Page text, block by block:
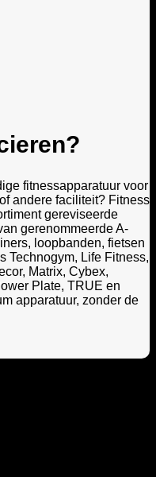
fitnessapparatuur voor
andere faciliteit? Fitness
gereviseerde
gerenommeerde A-
loopbanden, fietsen
Technogym, Life Fitness,
Matrix, Cybex,
Plate, TRUE en
apparatuur, zonder de